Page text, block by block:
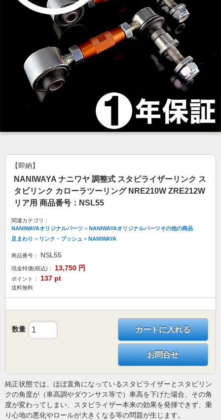
【即納】
NANIWAYA ナニワヤ 調整式 スタビライザーリンク ス
タビリンク カローラツーリング NRE210W ZRE212W
リア用 商品番号：NSL55
関連カテゴリ：
NANIWAYAオリジナルパーツ > NANIWAYAオリジナルパーツその他の商品
足まわり > リンク・ブッシュ > NANIWAYA
商品番号： NSL55
現金特価(税込)： 13,750 円
ポイント： 137 pt
送料無料
数量 カートに入れる
お問合せ
純正状態では、ほぼ直角になっているスタビライザーとスタビリン
クの角度が（車高調やダウンサス等で）車高を下げた場合、その角
度が変わってしまい、スタビライザー本来の効果を発揮できず、乗
り心地の悪化やロールが大きくなる等の問題が生じます。